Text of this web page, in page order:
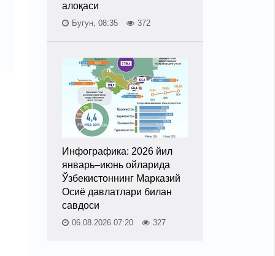
алоқаси
Бугун, 08:35 372
Инфографика: 2026 йил
январь–июнь ойларида
Ўзбекистоннинг Марказий
Осиё давлатлари билан
савдоси
06.08.2026 07:20 327